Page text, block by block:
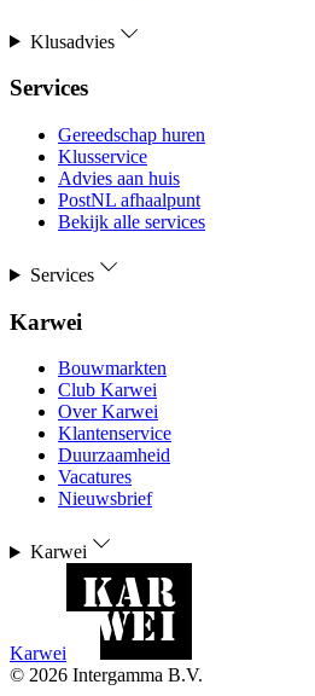
Klusadvies
Services
Gereedschap huren
Klusservice
Advies aan huis
PostNL afhaalpunt
Bekijk alle services
Services
Karwei
Bouwmarkten
Club Karwei
Over Karwei
Klantenservice
Duurzaamheid
Vacatures
Nieuwsbrief
Karwei
Karwei
© 2026 Intergamma B.V.